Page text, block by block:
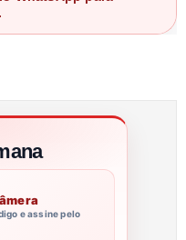
e assine pelo